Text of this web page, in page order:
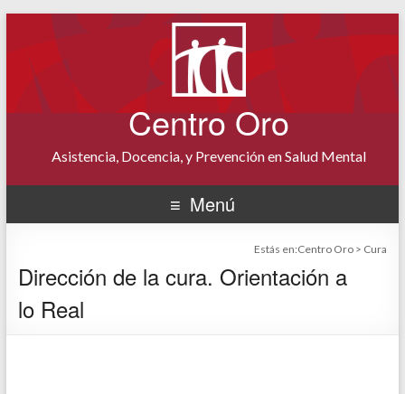
Centro Oro
Asistencia, Docencia, y Prevención en Salud Mental
Menú
Estás en:Centro Oro > Cura
Dirección de la cura. Orientación a
lo Real